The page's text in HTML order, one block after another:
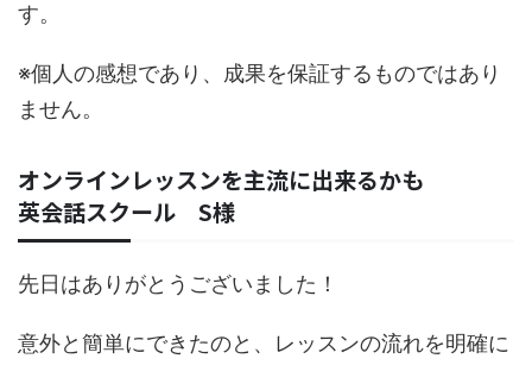
す。
※個人の感想であり、成果を保証するものではあり
ません。
オンラインレッスンを主流に出来るかも
英会話スクール S様
先日はありがとうございました！
意外と簡単にできたのと、レッスンの流れを明確に